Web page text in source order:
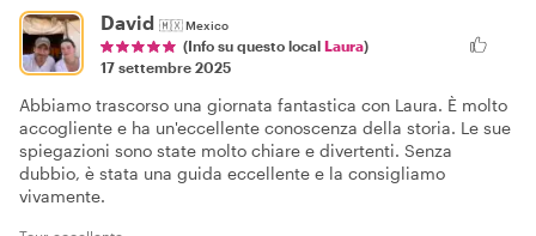
David 🇲🇽Mexico
(Info su questo local Laura)
17 settembre 2025
Abbiamo trascorso una giornata fantastica con Laura. È molto
accogliente e ha un'eccellente conoscenza della storia. Le sue
spiegazioni sono state molto chiare e divertenti. Senza
dubbio, è stata una guida eccellente e la consigliamo
vivamente.